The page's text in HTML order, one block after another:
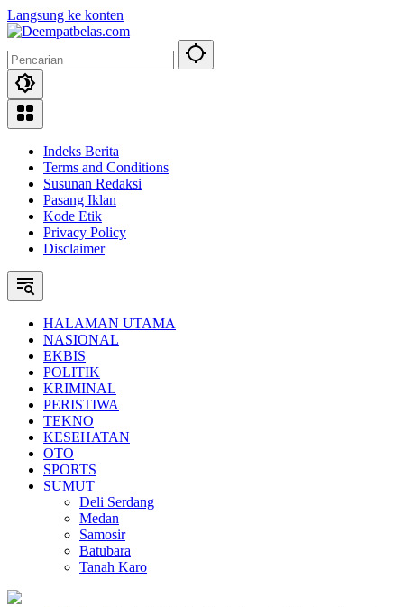
Langsung ke konten
Indeks Berita
Terms and Conditions
Susunan Redaksi
Pasang Iklan
Kode Etik
Privacy Policy
Disclaimer
HALAMAN UTAMA
NASIONAL
EKBIS
POLITIK
KRIMINAL
PERISTIWA
TEKNO
KESEHATAN
OTO
SPORTS
SUMUT
Deli Serdang
Medan
Samosir
Batubara
Tanah Karo